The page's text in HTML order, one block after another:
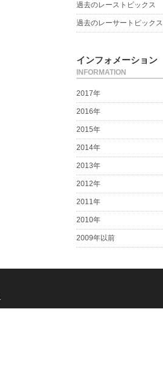
過去のレーストピックス
過去のレーサートピックス
インフォメーション
INFORMATION
2017年
2016年
2015年
2014年
2013年
2012年
2011年
2010年
2009年以前